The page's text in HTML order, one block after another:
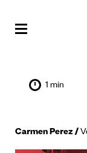
1 min
Carmen Perez